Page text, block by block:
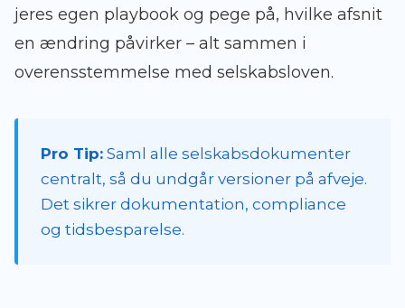
jeres egen playbook og pege på, hvilke afsnit
en ændring påvirker – alt sammen i
overensstemmelse med selskabsloven.
Pro Tip: Saml alle selskabsdokumenter
centralt, så du undgår versioner på afveje.
Det sikrer dokumentation, compliance
og tidsbesparelse.